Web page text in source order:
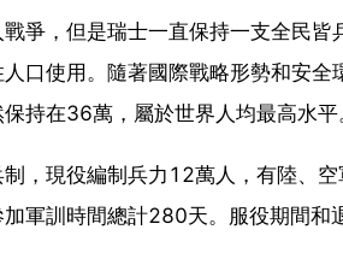
爭，但是瑞士一直保持一支全民
口使用。隨著國際戰略形勢和安
持在36萬，屬於世界人均最高水平
，現役編制兵力12萬人，有陸、
軍訓時間總計280天。服役期間和